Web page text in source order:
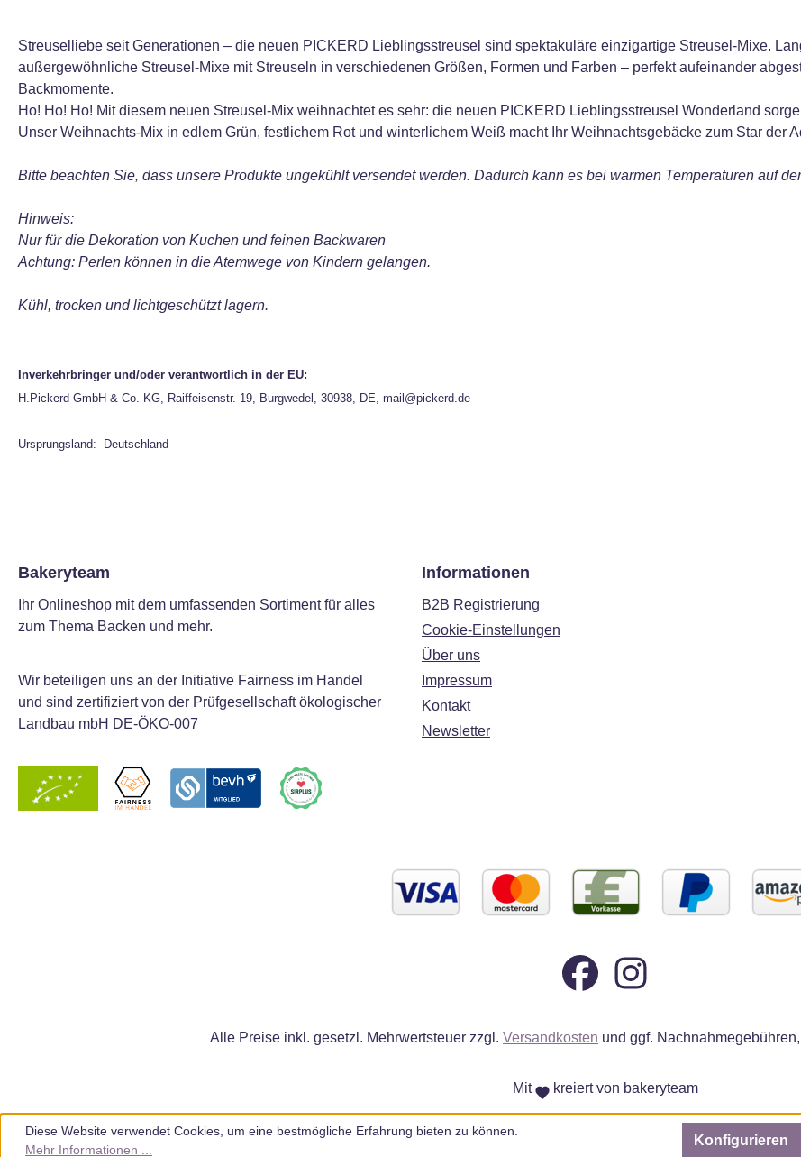
Streuselliebe seit Generationen – die neuen PICKERD Lieblingsstreusel sind spektakuläre einzigartige Streusel-Mixe.
außergewöhnliche Streusel-Mixe mit Streuseln in verschiedenen Größen, Formen und Farben – perfekt aufeinander
Backmomente.
Ho! Ho! Ho! Mit diesem neuen Streusel-Mix weihnachtet es sehr: die neuen PICKERD Lieblingsstreusel Wonderland
Unser Weihnachts-Mix in edlem Grün, festlichem Rot und winterlichem Weiß macht Ihr Weihnachtsgebäcke zum Star der
Bitte beachten Sie, dass unsere Produkte ungekühlt versendet werden. Dadurch kann es bei warmen Temperaturen auf
Hinweis:
Nur für die Dekoration von Kuchen und feinen Backwaren
Achtung: Perlen können in die Atemwege von Kindern gelangen.
Kühl, trocken und lichtgeschützt lagern.
Inverkehrbringer und/oder verantwortlich in der EU:
H.Pickerd GmbH & Co. KG, Raiffeisenstr. 19, Burgwedel, 30938, DE, mail@pickerd.de
Ursprungsland: Deutschland
Bakeryteam
Ihr Onlineshop mit dem umfassenden Sortiment für alles
zum Thema Backen und mehr.
Wir beteiligen uns an der Initiative Fairness im Handel
und sind zertifiziert von der Prüfgesellschaft ökologischer
Landbau mbH DE-ÖKO-007
Informationen
B2B Registrierung
Cookie-Einstellungen
Über uns
Impressum
Kontakt
Newsletter
Alle Preise inkl. gesetzl. Mehrwertsteuer zzgl. Versandkosten und ggf.
Mit kreiert von bakeryteam
Diese Website verwendet Cookies, um eine bestmögliche Erfahrung bieten zu können.
Mehr Informationen ...
Konfigurieren